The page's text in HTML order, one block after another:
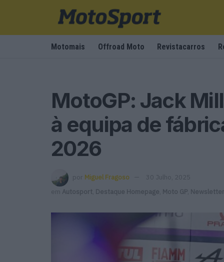
Motomais Offroad Moto Revistacarros
MotoGP: Jack
à equipa de
2026
por Miguel Fragoso
30 Julho, 2025
em
Autosport Destaque Homepage Moto GP Newsletter